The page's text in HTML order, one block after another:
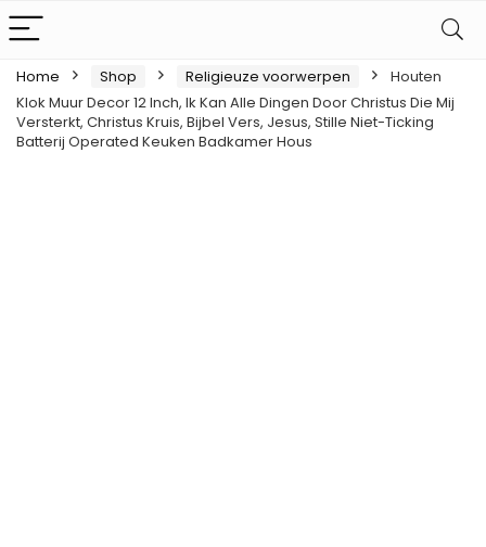
Home Shop Religieuze voorwerpen
Houten
Klok Muur Decor 12 Inch, Ik Kan Alle Dingen Door Christus Die Mij
Versterkt, Christus Kruis, Bijbel Vers, Jesus, Stille Niet-Ticking
Batterij Operated Keuken Badkamer Hous